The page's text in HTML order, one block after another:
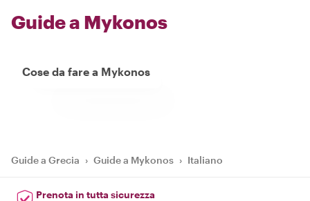
Guide a Mykonos
Cose da fare a Mykonos
Guide a Grecia › Guide a Mykonos › Italiano
Prenota in tutta sicurezza